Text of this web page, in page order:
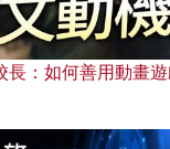
長：如何善用動畫